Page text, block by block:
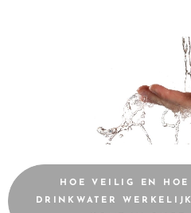
HOE VEILIG EN HOE
DRINKWATER